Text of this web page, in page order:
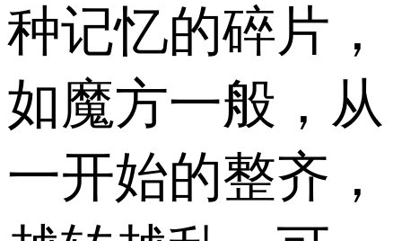
种记忆的碎片，
如魔方一般，从
一开始的整齐，